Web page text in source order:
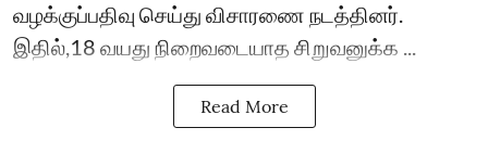
வழக்குப்பதிவு செய்து விசாரணை நடத்தினர்.
இதில்,18 வயது நிறைவடையாத சிறுவனுக்க ...
Read More